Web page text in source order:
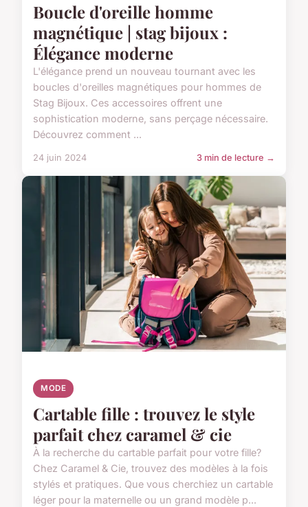
Boucle d'oreille homme
magnétique | stag bijoux :
Élégance moderne
L'élégance prend un nouveau tournant avec les
boucles d'oreilles magnétiques pour hommes de
Stag Bijoux. Ces accessoires offrent une
sophistication moderne, sans perçage nécessaire.
Découvrez comment ...
24 juin 2024 3 min de lecture →
MODE
Cartable fille : trouvez le style
parfait chez caramel & cie
À la recherche du cartable parfait pour votre fille?
Chez Caramel & Cie, trouvez des modèles à la fois
stylés et pratiques. Que vous cherchiez un cartable
léger pour la maternelle ou un grand modèle p...